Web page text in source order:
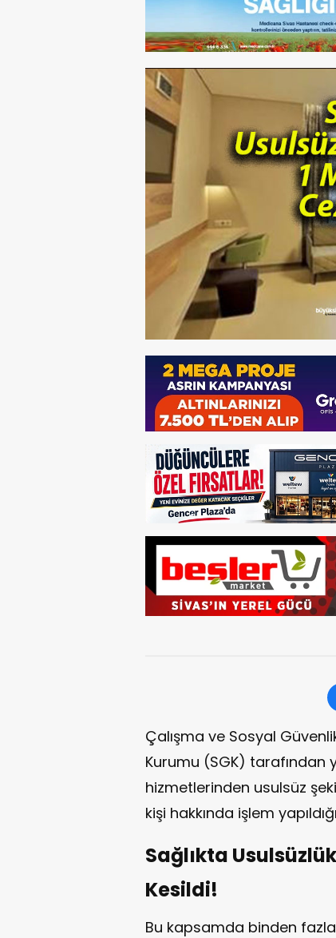
Çalışma ve Sosyal
Kurumu (SGK) tarafından
hizmetlerinden usulsüz
kişi hakkında işlem
Sağlıkta
Kesildi!
Bu kapsamda binden